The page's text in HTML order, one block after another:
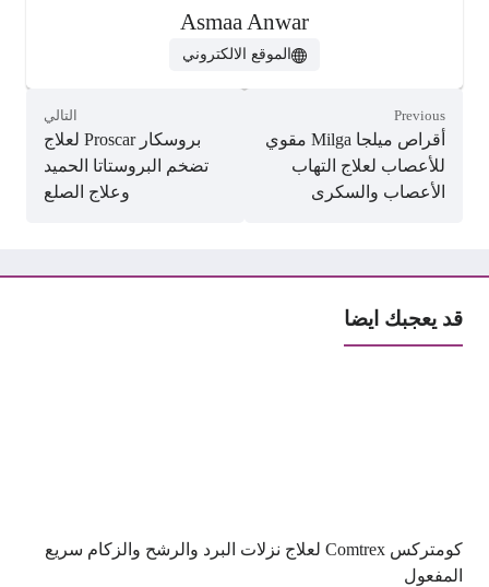
Asmaa Anwar
الموقع الالكتروني
Previous
أقراص ميلجا Milga مقوي
للأعصاب لعلاج التهاب
الأعصاب والسكرى
التالي
بروسكار Proscar لعلاج
تضخم البروستاتا الحميد
وعلاج الصلع
قد يعجبك ايضا
كومتركس Comtrex لعلاج نزلات البرد والرشح والزكام سريع
المفعول